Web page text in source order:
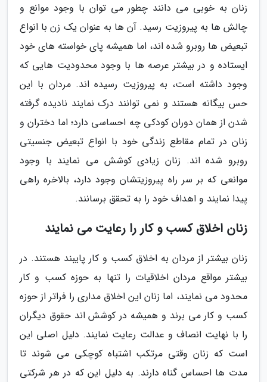
زنان به خوبی می دانند چطور می توان با وجود موانع و
چالش ها به پیروزیت رسید. آن ها به عنوان یک زن با انواع
تبعیض ها روبرو شده اند، اما همیشه پای خواسته های خود
ایستاده و در بیشتر عرصه ها با وجود محدودیت هایی که
وجود داشته است، به پیروزیت رسیده اند. مردان با این
حس بیگانه هستند و نمی توانند درک نمایند نادیده گرفته
شدن از همان دوران کودکی چه احساسی دارد؛ اما دختران و
زنان در تمام مقاطع زندگی خود با انواع تبعیض جنسیتی
روبرو شده اند. زنان زیادی کوشش می نمایند با وجود
موانعی که بر سر راه پیروزیتشان وجود دارد، بالاخره راهی
پیدا نمایند و اهداف خود را به تحقق برسانند.
زنان اخلاق کسب و کار را رعایت می نمایند
زنان بیشتر از مردان به اخلاق کسب و کار پایبند هستند. در
بیشتر مواقع مردان اخلاقیات را تنها به حوزه کسب و کار
محدود می نمایند، اما زنان این اخلاق مداری را فراتر از حوزه
کسب و کار می برند و همیشه در کوشش اند حقوق دیگران
را با نهایت انصاف و عدالت رعایت نمایند. دلیل اصلی این
است که زنان وقتی مرتکب اشتباه کوچکی می شوند تا
مدت ها احساس گناه دارند. به دلیل این که در هر شرکتی